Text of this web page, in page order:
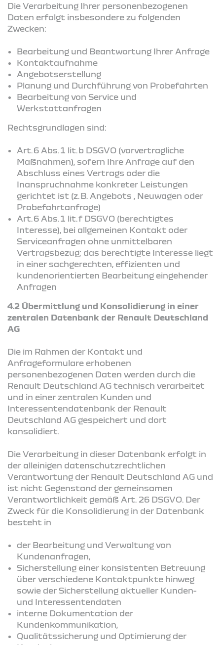
Die Verarbeitung Ihrer personenbezogenen
Daten erfolgt insbesondere zu folgenden
Zwecken:
Bearbeitung und Beantwortung Ihrer Anfrage
Kontaktaufnahme
Angebotserstellung
Planung und Durchführung von Probefahrten
Bearbeitung von Service und
Werkstattanfragen
Rechtsgrundlagen sind:
Art. 6 Abs. 1 lit. b DSGVO (vorvertragliche
Maßnahmen), sofern Ihre Anfrage auf den
Abschluss eines Vertrags oder die
Inanspruchnahme konkreter Leistungen
gerichtet ist (z. B. Angebots , Neuwagen oder
Probefahrtanfrage)
Art. 6 Abs. 1 lit. f DSGVO (berechtigtes
Interesse), bei allgemeinen Kontakt oder
Serviceanfragen ohne unmittelbaren
Vertragsbezug; das berechtigte Interesse liegt
in einer sachgerechten, effizienten und
kundenorientierten Bearbeitung eingehender
Anfragen
4.2 Übermittlung und Konsolidierung in einer
zentralen Datenbank der Renault Deutschland
AG
Die im Rahmen der Kontakt und
Anfrageformulare erhobenen
personenbezogenen Daten werden durch die
Renault Deutschland AG technisch verarbeitet
und in einer zentralen Kunden und
Interessentendatenbank der Renault
Deutschland AG gespeichert und dort
konsolidiert.
Die Verarbeitung in dieser Datenbank erfolgt in
der alleinigen datenschutzrechtlichen
Verantwortung der Renault Deutschland AG und
ist nicht Gegenstand der gemeinsamen
Verantwortlichkeit gemäß Art. 26 DSGVO. Der
Zweck für die Konsolidierung in der Datenbank
besteht in
der Bearbeitung und Verwaltung von
Kundenanfragen,
Sicherstellung einer konsistenten Betreuung
über verschiedene Kontaktpunkte hinweg
sowie der Sicherstellung aktueller Kunden-
und Interessentendaten
interne Dokumentation der
Kundenkommunikation,
Qualitätssicherung und Optimierung der